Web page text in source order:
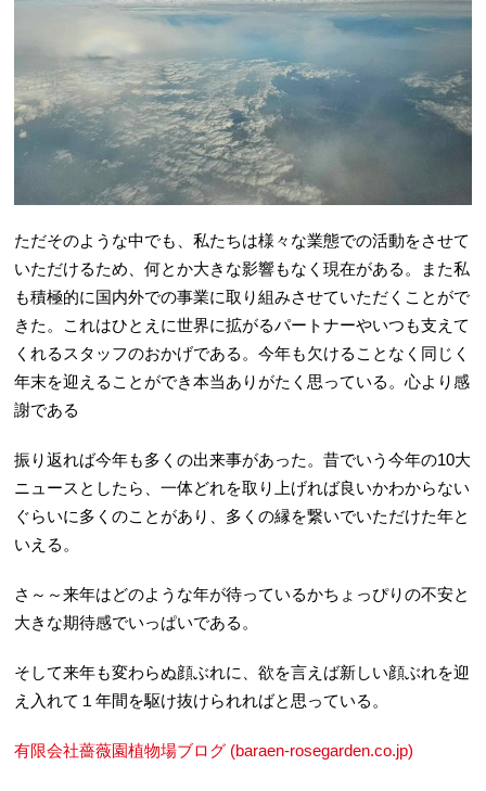
ただそのような中でも、私たちは様々な業態での活動をさせて
いただけるため、何とか大きな影響もなく現在がある。また私
も積極的に国内外での事業に取り組みさせていただくことがで
きた。これはひとえに世界に拡がるパートナーやいつも支えて
くれるスタッフのおかげである。今年も欠けることなく同じく
年末を迎えることができ本当ありがたく思っている。心より感
謝である
振り返れば今年も多くの出来事があった。昔でいう今年の10大
ニュースとしたら、一体どれを取り上げれば良いかわからない
ぐらいに多くのことがあり、多くの縁を繋いでいただけた年と
いえる。
さ～～来年はどのような年が待っているかちょっぴりの不安と
大きな期待感でいっぱいである。
そして来年も変わらぬ顔ぶれに、欲を言えば新しい顔ぶれを迎
え入れて１年間を駆け抜けられればと思っている。
有限会社薔薇園植物場ブログ (baraen-rosegarden.co.jp)